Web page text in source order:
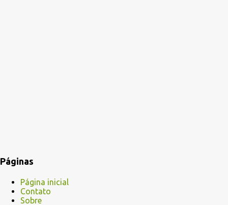
Páginas
Página inicial
Contato
Sobre